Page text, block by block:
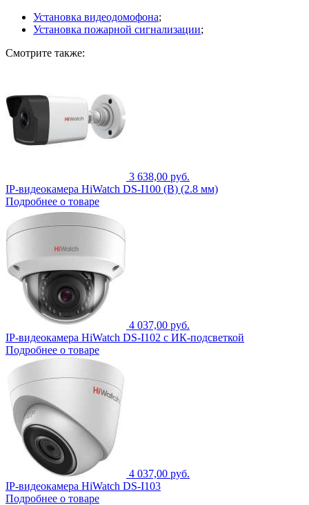
Установка видеодомофона;
Установка пожарной сигнализации;
Смотрите также:
3 638,00 руб.
IP-видеокамера HiWatch DS-I100 (B) (2.8 мм)
Подробнее о товаре
4 037,00 руб.
IP-видеокамера HiWatch DS-I102 с ИК-подсветкой
Подробнее о товаре
4 037,00 руб.
IP-видеокамера HiWatch DS-I103
Подробнее о товаре